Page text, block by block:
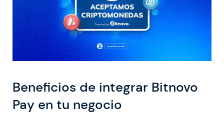
Beneficios de integrar Bitnovo
Pay en tu negocio